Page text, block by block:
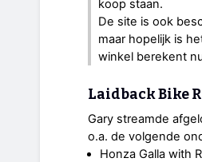
koop staan.
De site is ook
maar hopelijk is
winkel berekent
Laidback Bike
Gary streamde
o.a. de volgende
Honza Galla with